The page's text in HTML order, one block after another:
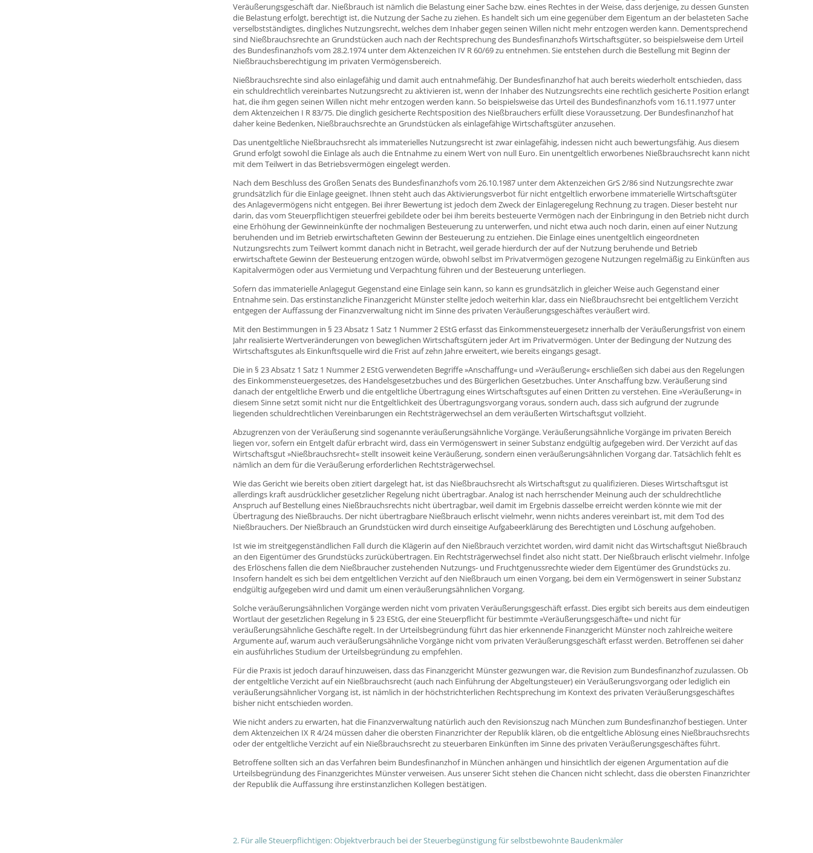
Veräußerungsgeschäft dar. Nießbrauch ist nämlich die Belastung einer Sache bzw. eines Rechtes in der Weise, dass derjenige, zu dessen Gunsten
die Belastung erfolgt, berechtigt ist, die Nutzung der Sache zu ziehen. Es handelt sich um eine gegenüber dem Eigentum an der belasteten Sache
verselbstständigtes, dingliches Nutzungsrecht, welches dem Inhaber gegen seinen Willen nicht mehr entzogen werden kann. Dementsprechend
sind Nießbrauchsrechte an Grundstücken auch nach der Rechtsprechung des Bundesfinanzhofs Wirtschaftsgüter, so beispielsweise dem Urteil
des Bundesfinanzhofs vom 28.2.1974 unter dem Aktenzeichen IV R 60/69 zu entnehmen. Sie entstehen durch die Bestellung mit Beginn der
Nießbrauchsberechtigung im privaten Vermögensbereich.
Nießbrauchsrechte sind also einlagefähig und damit auch entnahmefähig. Der Bundesfinanzhof hat auch bereits wiederholt entschieden, dass
ein schuldrechtlich vereinbartes Nutzungsrecht zu aktivieren ist, wenn der Inhaber des Nutzungsrechts eine rechtlich gesicherte Position erlangt
hat, die ihm gegen seinen Willen nicht mehr entzogen werden kann. So beispielsweise das Urteil des Bundesfinanzhofs vom 16.11.1977 unter
dem Aktenzeichen I R 83/75. Die dinglich gesicherte Rechtsposition des Nießbrauchers erfüllt diese Voraussetzung. Der Bundesfinanzhof hat
daher keine Bedenken, Nießbrauchsrechte an Grundstücken als einlagefähige Wirtschaftsgüter anzusehen.
Das unentgeltliche Nießbrauchsrecht als immaterielles Nutzungsrecht ist zwar einlagefähig, indessen nicht auch bewertungsfähig. Aus diesem
Grund erfolgt sowohl die Einlage als auch die Entnahme zu einem Wert von null Euro. Ein unentgeltlich erworbenes Nießbrauchsrecht kann nicht
mit dem Teilwert in das Betriebsvermögen eingelegt werden.
Nach dem Beschluss des Großen Senats des Bundesfinanzhofs vom 26.10.1987 unter dem Aktenzeichen GrS 2/86 sind Nutzungsrechte zwar
grundsätzlich für die Einlage geeignet. Ihnen steht auch das Aktivierungsverbot für nicht entgeltlich erworbene immaterielle Wirtschaftsgüter
des Anlagevermögens nicht entgegen. Bei ihrer Bewertung ist jedoch dem Zweck der Einlageregelung Rechnung zu tragen. Dieser besteht nur
darin, das vom Steuerpflichtigen steuerfrei gebildete oder bei ihm bereits besteuerte Vermögen nach der Einbringung in den Betrieb nicht durch
eine Erhöhung der Gewinneinkünfte der nochmaligen Besteuerung zu unterwerfen, und nicht etwa auch noch darin, einen auf einer Nutzung
beruhenden und im Betrieb erwirtschafteten Gewinn der Besteuerung zu entziehen. Die Einlage eines unentgeltlich eingeordneten
Nutzungsrechts zum Teilwert kommt danach nicht in Betracht, weil gerade hierdurch der auf der Nutzung beruhende und Betrieb
erwirtschaftete Gewinn der Besteuerung entzogen würde, obwohl selbst im Privatvermögen gezogene Nutzungen regelmäßig zu Einkünften aus
Kapitalvermögen oder aus Vermietung und Verpachtung führen und der Besteuerung unterliegen.
Sofern das immaterielle Anlagegut Gegenstand eine Einlage sein kann, so kann es grundsätzlich in gleicher Weise auch Gegenstand einer
Entnahme sein. Das erstinstanzliche Finanzgericht Münster stellte jedoch weiterhin klar, dass ein Nießbrauchsrecht bei entgeltlichem Verzicht
entgegen der Auffassung der Finanzverwaltung nicht im Sinne des privaten Veräußerungsgeschäftes veräußert wird.
Mit den Bestimmungen in § 23 Absatz 1 Satz 1 Nummer 2 EStG erfasst das Einkommensteuergesetz innerhalb der Veräußerungsfrist von einem
Jahr realisierte Wertveränderungen von beweglichen Wirtschaftsgütern jeder Art im Privatvermögen. Unter der Bedingung der Nutzung des
Wirtschaftsgutes als Einkunftsquelle wird die Frist auf zehn Jahre erweitert, wie bereits eingangs gesagt.
Die in § 23 Absatz 1 Satz 1 Nummer 2 EStG verwendeten Begriffe »Anschaffung« und »Veräußerung« erschließen sich dabei aus den Regelungen
des Einkommensteuergesetzes, des Handelsgesetzbuches und des Bürgerlichen Gesetzbuches. Unter Anschaffung bzw. Veräußerung sind
danach der entgeltliche Erwerb und die entgeltliche Übertragung eines Wirtschaftsgutes auf einen Dritten zu verstehen. Eine »Veräußerung« in
diesem Sinne setzt somit nicht nur die Entgeltlichkeit des Übertragungsvorgang voraus, sondern auch, dass sich aufgrund der zugrunde
liegenden schuldrechtlichen Vereinbarungen ein Rechtsträgerwechsel an dem veräußerten Wirtschaftsgut vollzieht.
Abzugrenzen von der Veräußerung sind sogenannte veräußerungsähnliche Vorgänge. Veräußerungsähnliche Vorgänge im privaten Bereich
liegen vor, sofern ein Entgelt dafür erbracht wird, dass ein Vermögenswert in seiner Substanz endgültig aufgegeben wird. Der Verzicht auf das
Wirtschaftsgut »Nießbrauchsrecht« stellt insoweit keine Veräußerung, sondern einen veräußerungsähnlichen Vorgang dar. Tatsächlich fehlt es
nämlich an dem für die Veräußerung erforderlichen Rechtsträgerwechsel.
Wie das Gericht wie bereits oben zitiert dargelegt hat, ist das Nießbrauchsrecht als Wirtschaftsgut zu qualifizieren. Dieses Wirtschaftsgut ist
allerdings kraft ausdrücklicher gesetzlicher Regelung nicht übertragbar. Analog ist nach herrschender Meinung auch der schuldrechtliche
Anspruch auf Bestellung eines Nießbrauchsrechts nicht übertragbar, weil damit im Ergebnis dasselbe erreicht werden könnte wie mit der
Übertragung des Nießbrauchs. Der nicht übertragbare Nießbrauch erlischt vielmehr, wenn nichts anderes vereinbart ist, mit dem Tod des
Nießbrauchers. Der Nießbrauch an Grundstücken wird durch einseitige Aufgabeerklärung des Berechtigten und Löschung aufgehoben.
Ist wie im streitgegenständlichen Fall durch die Klägerin auf den Nießbrauch verzichtet worden, wird damit nicht das Wirtschaftsgut Nießbrauch
an den Eigentümer des Grundstücks zurückübertragen. Ein Rechtsträgerwechsel findet also nicht statt. Der Nießbrauch erlischt vielmehr. Infolge
des Erlöschens fallen die dem Nießbraucher zustehenden Nutzungs- und Fruchtgenussrechte wieder dem Eigentümer des Grundstücks zu.
Insofern handelt es sich bei dem entgeltlichen Verzicht auf den Nießbrauch um einen Vorgang, bei dem ein Vermögenswert in seiner Substanz
endgültig aufgegeben wird und damit um einen veräußerungsähnlichen Vorgang.
Solche veräußerungsähnlichen Vorgänge werden nicht vom privaten Veräußerungsgeschäft erfasst. Dies ergibt sich bereits aus dem eindeutigen
Wortlaut der gesetzlichen Regelung in § 23 EStG, der eine Steuerpflicht für bestimmte »Veräußerungsgeschäfte« und nicht für
veräußerungsähnliche Geschäfte regelt. In der Urteilsbegründung führt das hier erkennende Finanzgericht Münster noch zahlreiche weitere
Argumente auf, warum auch veräußerungsähnliche Vorgänge nicht vom privaten Veräußerungsgeschäft erfasst werden. Betroffenen sei daher
ein ausführliches Studium der Urteilsbegründung zu empfehlen.
Für die Praxis ist jedoch darauf hinzuweisen, dass das Finanzgericht Münster gezwungen war, die Revision zum Bundesfinanzhof zuzulassen. Ob
der entgeltliche Verzicht auf ein Nießbrauchsrecht (auch nach Einführung der Abgeltungsteuer) ein Veräußerungsvorgang oder lediglich ein
veräußerungsähnlicher Vorgang ist, ist nämlich in der höchstrichterlichen Rechtsprechung im Kontext des privaten Veräußerungsgeschäftes
bisher nicht entschieden worden.
Wie nicht anders zu erwarten, hat die Finanzverwaltung natürlich auch den Revisionszug nach München zum Bundesfinanzhof bestiegen. Unter
dem Aktenzeichen IX R 4/24 müssen daher die obersten Finanzrichter der Republik klären, ob die entgeltliche Ablösung eines Nießbrauchsrechts
oder der entgeltliche Verzicht auf ein Nießbrauchsrecht zu steuerbaren Einkünften im Sinne des privaten Veräußerungsgeschäftes führt.
Betroffene sollten sich an das Verfahren beim Bundesfinanzhof in München anhängen und hinsichtlich der eigenen Argumentation auf die
Urteilsbegründung des Finanzgerichtes Münster verweisen. Aus unserer Sicht stehen die Chancen nicht schlecht, dass die obersten Finanzrichter
der Republik die Auffassung ihre erstinstanzlichen Kollegen bestätigen.
2. Für alle Steuerpflichtigen: Objektverbrauch bei der Steuerbegünstigung für selbstbewohnte Baudenkmäler